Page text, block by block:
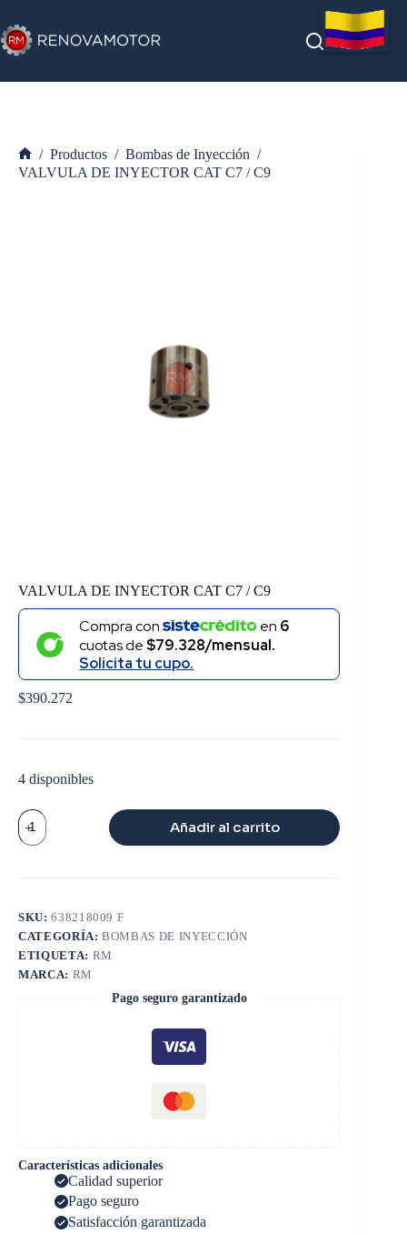
al
contenido
Inicio
/ Productos / Bombas de Inyección /
VALVULA DE INYECTOR CAT C7 / C9
VALVULA DE INYECTOR CAT C7 / C9
Compra con en 6
cuotas de $79.328/mensual.
Solicita tu cupo.
$390.272
4 disponibles
VALVULA
DE
INYECTOR
cantidad
Añadir al carrito
SKU:638218009 F
CATEGORÍA:BOMBAS DE INYECCIÓN
ETIQUETA: RM
MARCA: RM
Pago seguro garantizado
Características adicionales
Calidad superior
Pago seguro
Satisfacción garantizada